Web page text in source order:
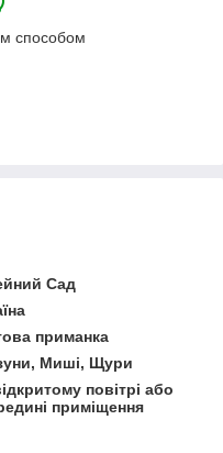
способом
Сад
приманка
Миші, Щури
повітрі або
приміщення